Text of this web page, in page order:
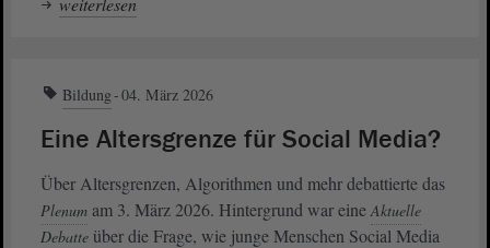
Bildung 04. März 2026
Eine Altersgrenze für Social Media?
Über Altersgrenzen, Algorithmen und mehr debattierte das
Plenum am 3. März 2026. Hintergrund war eine Aktuelle
Debatte über die Frage, wie junge Menschen Social Media